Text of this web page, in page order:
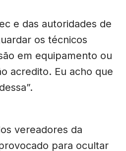
e das autoridades de
os técnicos
em equipamento ou
acredito. Eu acho que
vereadores da
para ocultar